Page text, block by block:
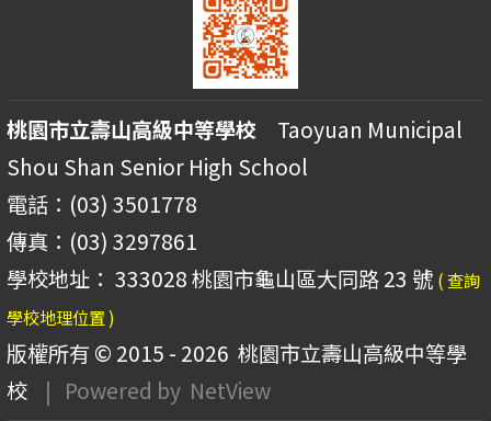
桃園市立壽山高級中等學校 Taoyuan Municipal
Shou Shan Senior High School
電話：(03) 3501778
傳真：(03) 3297861
學校地址： 333028 桃園市龜山區大同路 23 號 ( 查詢
學校地理位置 )
版權所有 © 2015 - 2026 桃園市立壽山高級中等學
校
| Powered by NetView